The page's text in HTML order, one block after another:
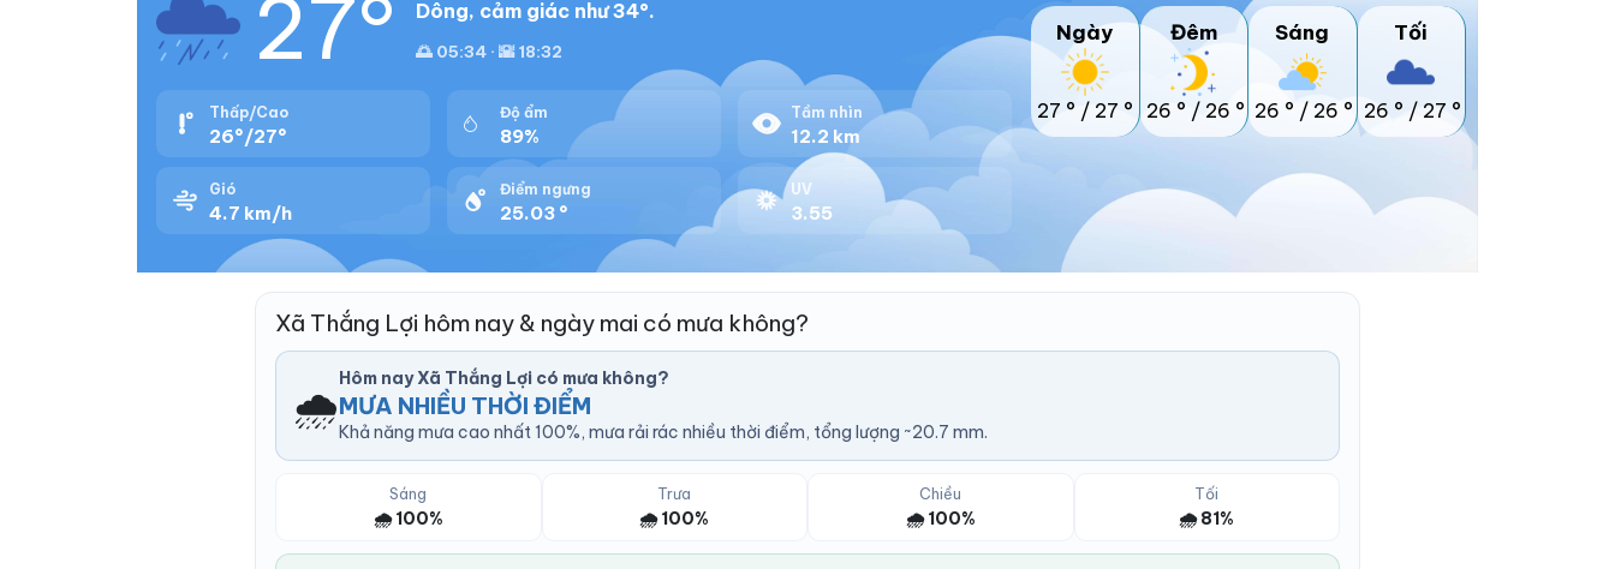
27° Dông, cảm giác như 34°.
🌅 05:34 · 🌇 18:32
Thấp/Cao
26°/27°
Độ ẩm
89%
Tầm nhìn
12.2 km
Gió
4.7 km/h
Điểm ngưng
25.03 °
UV
3.55
Ngày
27 ° / 27 °
Đêm
26 ° / 26 °
Sáng
26 ° / 26 °
Tối
26 ° / 27 °
Xã Thắng Lợi hôm nay & ngày mai có mưa không?
🌧️
Hôm nay Xã Thắng Lợi có mưa không?
MƯA NHIỀU THỜI ĐIỂM
Khả năng mưa cao nhất 100%, mưa rải rác nhiều thời điểm, tổng lượng ~20.7 mm.
Sáng
🌧️ 100%
Trưa
🌧️ 100%
Chiều
🌧️ 100%
Tối
🌧️ 81%